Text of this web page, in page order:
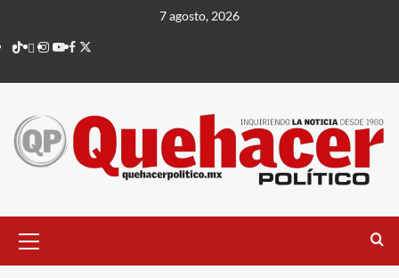
contenido
7 agosto, 2026
TikTok
threads
Instagram
Youtube
Facebook
X
principal